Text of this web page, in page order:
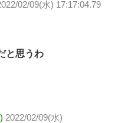
02/09(水) 17:17:04.79
と思うわ
2022/02/09(水)